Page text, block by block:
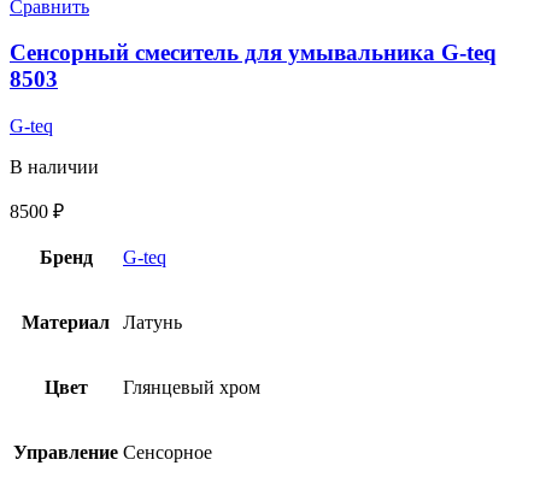
Сравнить
Сенсорный смеситель для умывальника G-teq
8503
G-teq
В наличии
8500 ₽
Бренд G-teq
Материал Латунь
Цвет Глянцевый хром
Управление Сенсорное